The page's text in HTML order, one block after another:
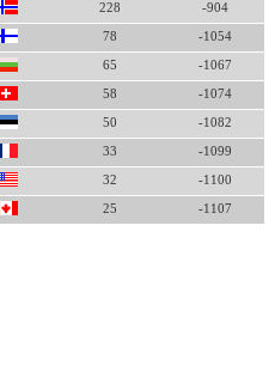
228 -904
78 -1054
65 -1067
58 -1074
50 -1082
33 -1099
32 -1100
25 -1107